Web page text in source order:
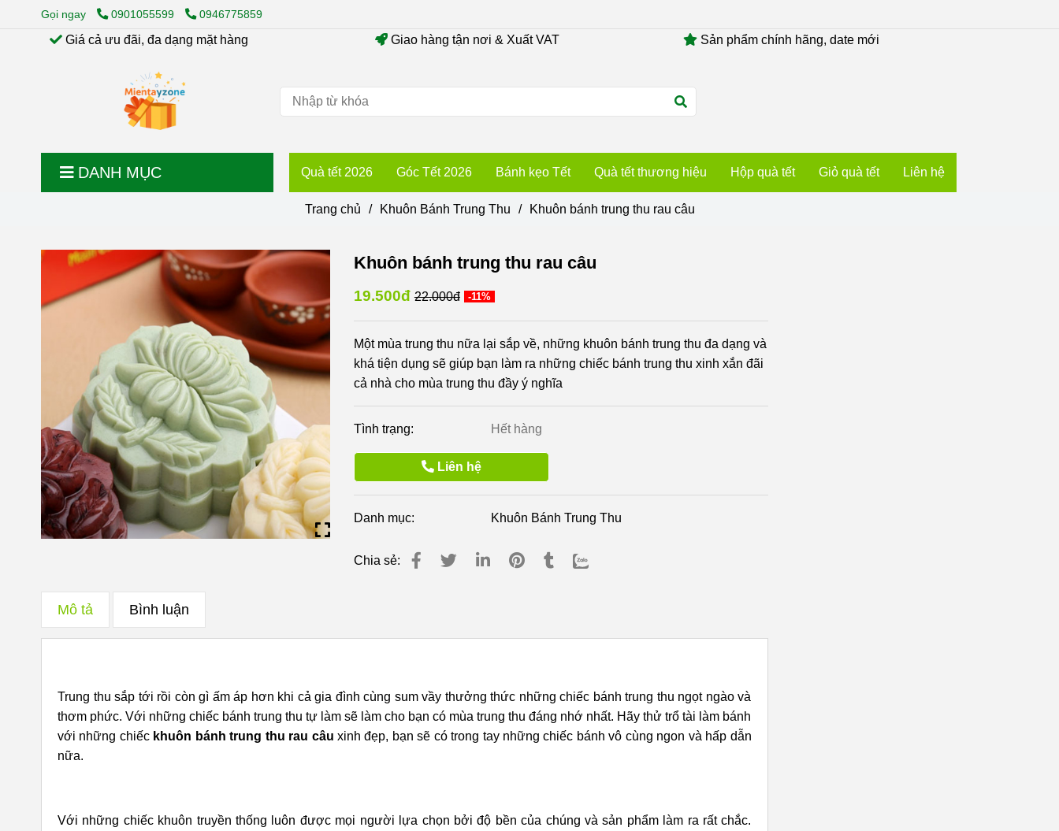
Gọi ngay 0901055599 0946775859
Giá cả ưu đãi, đa dạng mặt hàng Giao hàng tận nơi & Xuất VAT Sản phẩm chính hãng, date mới
DANH MỤC Quà tết 2026 Góc Tết 2026 Bánh kẹo Tết Quà tết thương hiệu Hộp quà tết Giỏ quà tết Liên hệ
Trang chủ / Khuôn Bánh Trung Thu / Khuôn bánh trung thu rau câu
Khuôn bánh trung thu rau câu
19.500đ 22.000đ -11%
Một mùa trung thu nữa lại sắp về, những khuôn bánh trung thu đa dạng và
khá tiện dụng sẽ giúp bạn làm ra những chiếc bánh trung thu xinh xắn đãi
cả nhà cho mùa trung thu đầy ý nghĩa
Tình trạng: Hết hàng
Liên hệ
Danh mục: Khuôn Bánh Trung Thu
Chia sẻ:
Mô tả Bình luận
Trung thu sắp tới rồi còn gì ấm áp hơn khi cả gia đình cùng sum vầy thưởng thức những chiếc bánh trung thu ngọt ngào và
thơm phức. Với những chiếc bánh trung thu tự làm sẽ làm cho bạn có mùa trung thu đáng nhớ nhất. Hãy thử trổ tài làm bánh
với những chiếc khuôn bánh trung thu rau câu xinh đẹp, bạn sẽ có trong tay những chiếc bánh vô cùng ngon và hấp dẫn
nữa.
Với những chiếc khuôn truyền thống luôn được mọi người lựa chọn bởi độ bền của chúng và sản phẩm làm ra rất chắc.